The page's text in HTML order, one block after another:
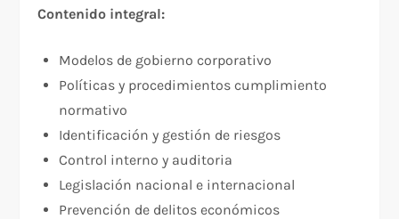
Contenido integral:
Modelos de gobierno corporativo
Políticas y procedimientos cumplimiento
normativo
Identificación y gestión de riesgos
Control interno y auditoria
Legislación nacional e internacional
Prevención de delitos económicos